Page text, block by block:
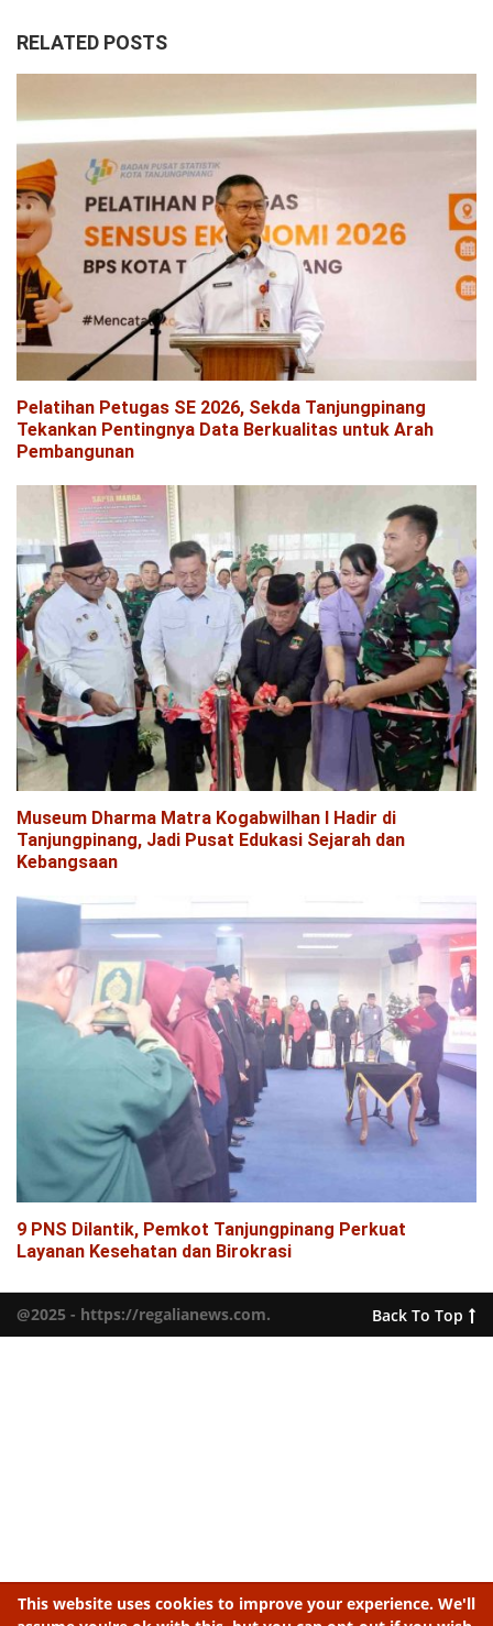
RELATED POSTS
Pelatihan Petugas SE 2026, Sekda Tanjungpinang
Tekankan Pentingnya Data Berkualitas untuk Arah
Pembangunan
Museum Dharma Matra Kogabwilhan I Hadir di
Tanjungpinang, Jadi Pusat Edukasi Sejarah dan
Kebangsaan
9 PNS Dilantik, Pemkot Tanjungpinang Perkuat
Layanan Kesehatan dan Birokrasi
@2025 - https://regalianews.com. Back To Top
This website uses cookies to improve your experience. We'll